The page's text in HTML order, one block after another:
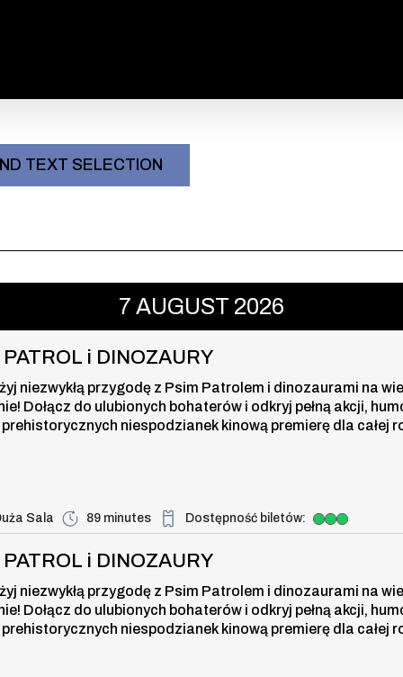
TEXT SELECTION
DINOZAURY , 7 august 2026, time
7 AUGUST 2026
PATROL i DINOZAURY
niezwykłą przygodę z Psim Patrolem i dinozaurami na
Dołącz do ulubionych bohaterów i odkryj pełną akcji,
niespodzianek kinową premierę dla całej
Sala 89 minutes Dostępność biletów:
Duża dostępność biletów
DINOZAURY , 7 august 2026, time
PATROL i DINOZAURY
niezwykłą przygodę z Psim Patrolem i dinozaurami na
Dołącz do ulubionych bohaterów i odkryj pełną akcji,
niespodzianek kinową premierę dla całej